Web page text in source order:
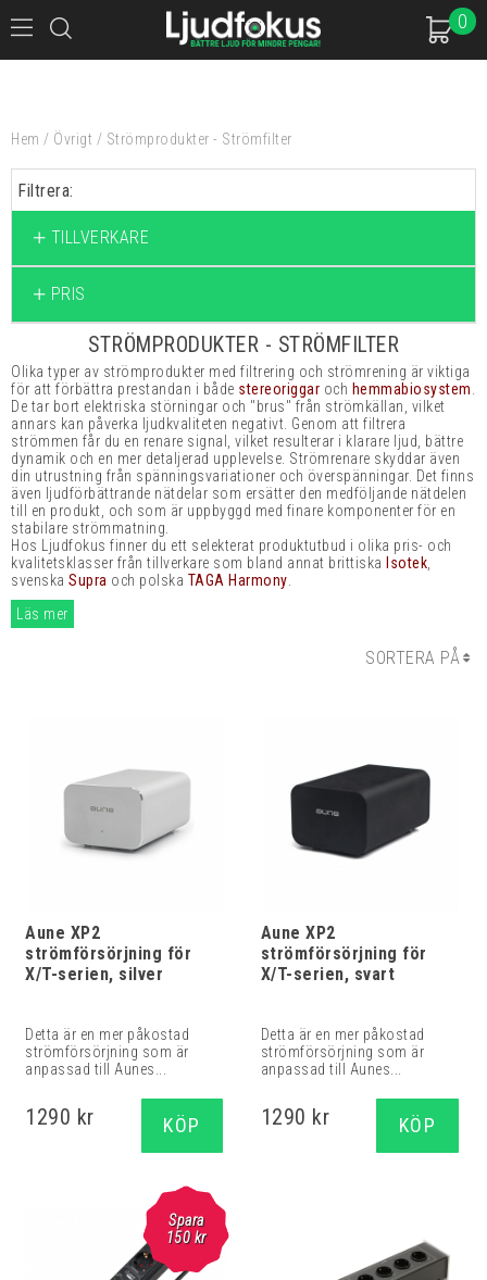
0
Hem / Övrigt / Strömprodukter - Strömfilter
Filtrera:
TILLVERKARE
PRIS
STRÖMPRODUKTER - STRÖMFILTER
Olika typer av strömprodukter med filtrering och strömrening är viktiga
för att förbättra prestandan i både stereoriggar och hemmabiosystem.
De tar bort elektriska störningar och "brus" från strömkällan, vilket
annars kan påverka ljudkvaliteten negativt. Genom att filtrera
strömmen får du en renare signal, vilket resulterar i klarare ljud, bättre
dynamik och en mer detaljerad upplevelse. Strömrenare skyddar även
din utrustning från spänningsvariationer och överspänningar. Det finns
även ljudförbättrande nätdelar som ersätter den medföljande nätdelen
till en produkt, och som är uppbyggd med finare komponenter för en
stabilare strömmatning.
Hos Ljudfokus finner du ett selekterat produktutbud i olika pris- och
kvalitetsklasser från tillverkare som bland annat brittiska
Isotek,
svenska Supra och polska TAGA Harmony.
Läs mer
SORTERA PÅ
Aune XP2
strömförsörjning för
X/T-serien, silver
Detta är en mer påkostad
strömförsörjning som är
anpassad till Aunes...
1290 kr KÖP
Aune XP2
strömförsörjning för
X/T-serien, svart
Detta är en mer påkostad
strömförsörjning som är
anpassad till Aunes...
1290 kr KÖP
Spara
150kr